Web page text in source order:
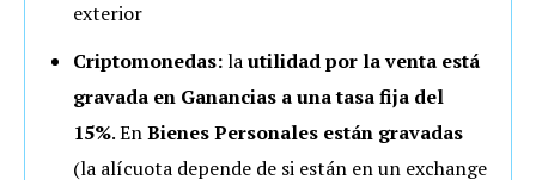
exterior
Criptomonedas:lautilidad por la venta está
gravada en Ganancias a una tasa fija del
15%. EnBienes Personales están gravadas
(la alícuota depende de si están en un exchange